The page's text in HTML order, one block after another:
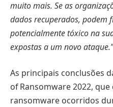
muito mais. Se as
dados recuperados, podem
potencialmente tóxico na
expostas a um novo ataque.”
As principais conclusões
of Ransomware 2022,
ransomware ocorridos